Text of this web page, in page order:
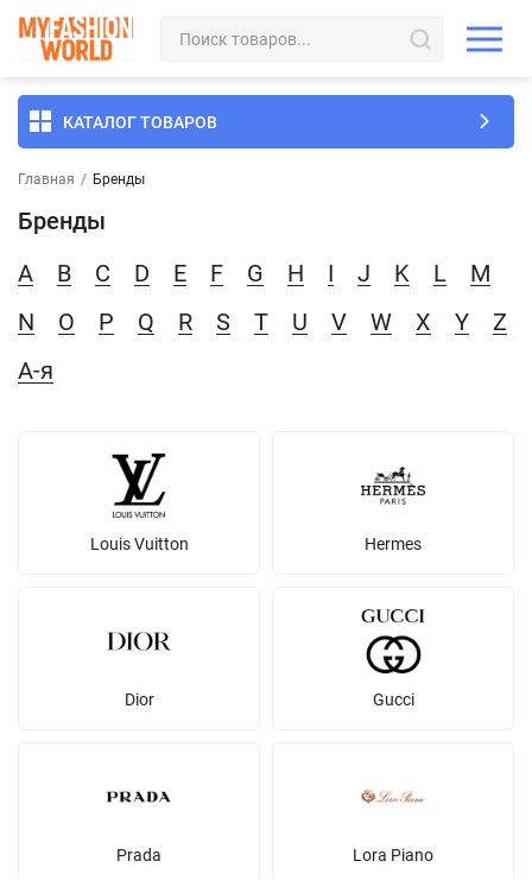
КАТАЛОГ ТОВАРОВ
Главная / Бренды
Бренды
A
B C D E F G H I J K L
M
N
O P Q R S T U V W X Y
Z
А-я
Louis Vuitton Hermes
Dior Gucci
Prada Lora Piano